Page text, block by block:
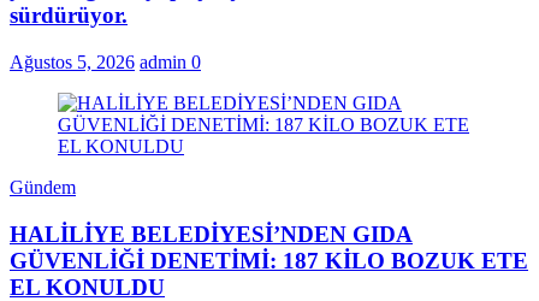
sürdürüyor.
Ağustos 5, 2026 admin 0
Gündem
HALİLİYE BELEDİYESİ’NDEN GIDA
GÜVENLİĞİ DENETİMİ: 187 KİLO BOZUK ETE
EL KONULDU